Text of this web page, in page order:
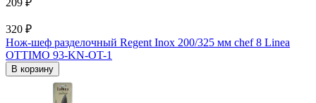
209 ₽
320 ₽
Нож-шеф разделочный Regent Inox 200/325 мм chef 8 Linea
OTTIMO 93-KN-OT-1
В корзину